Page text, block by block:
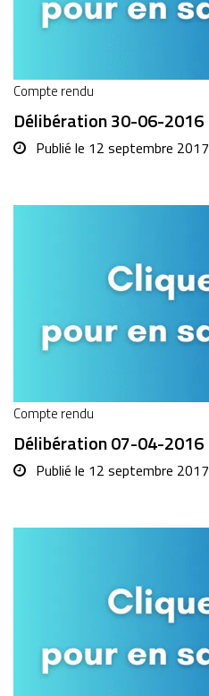
Compte rendu
Délibération 30-06-2016
Publié le 12 septembre 2017
Compte rendu
Délibération 07-04-2016
Publié le 12 septembre 2017